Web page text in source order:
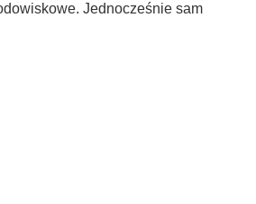
Jednocześnie sam